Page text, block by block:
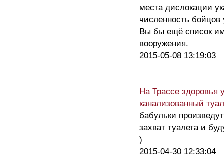
места дислокации
численность бойцов
Вы бы ещё список
вооружения.
2015-05-08 13:19:03
На Трассе здоровья
канализованный
бабульки
захват туалета и
)
2015-04-30 12:33:04